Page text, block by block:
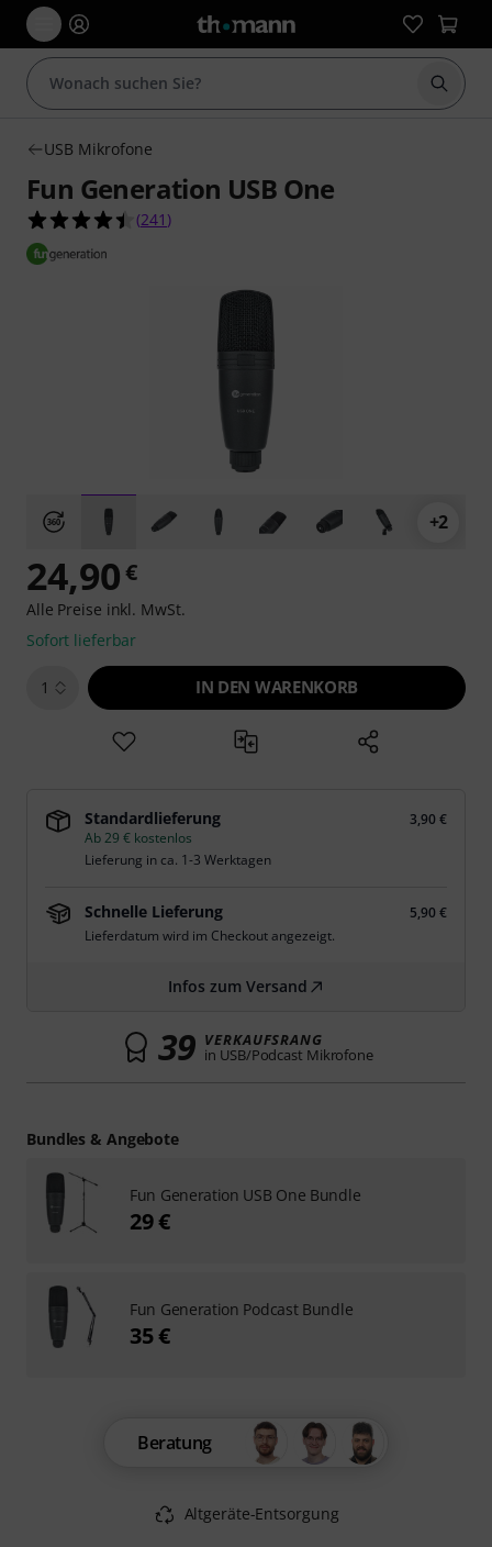
Suche
USB Mikrofone
Fun Generation USB One
4.4 von 5 Sternen aus 241 Kundenbewertungen
(241 )
+2
24,90€
Alle Preise inkl. MwSt.
Sofort lieferbar
1 IN DEN WARENKORB
Standardlieferung
3,90 €
Ab 29 € kostenlos
Lieferung in ca. 1-3 Werktagen
Schnelle Lieferung
5,90 €
Lieferdatum wird im Checkout angezeigt.
Infos zum Versand
39 VERKAUFSRANG
in USB/Podcast Mikrofone
Beratung
Altgeräte-Entsorgung
Bundles & Angebote
Fun Generation USB One Bundle
29 €
Fun Generation Podcast Bundle
35 €